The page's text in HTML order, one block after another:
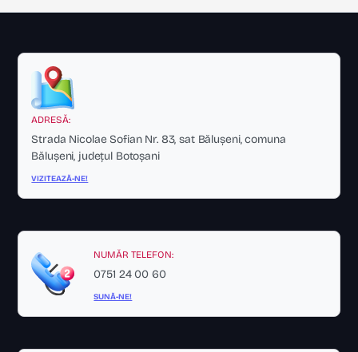
ADRESĂ:
Strada Nicolae Sofian Nr. 83, sat Bălușeni, comuna
Bălușeni, județul Botoșani
VIZITEAZĂ-NE!
NUMĂR TELEFON:
0751 24 00 60
SUNĂ-NE!